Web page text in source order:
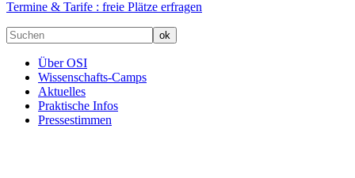
Termine & Tarife : freie Plätze erfragen
Über OSI
Wissenschafts-Camps
Aktuelles
Praktische Infos
Pressestimmen